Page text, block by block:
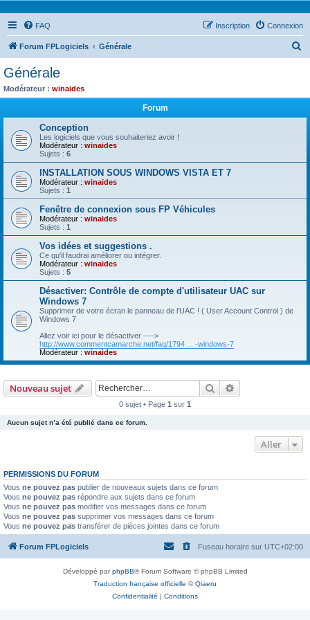
FAQ Connexion
Inscription
Forum FPLogiciels Générale
h
Générale
Modérateur : winaides
Forum
Conception
Les logiciels que vous souhaiteriez avoir !
Modérateur : winaides
Sujets : 6
INSTALLATION SOUS WINDOWS VISTA ET 7
Modérateur : winaides
Sujets : 1
Fenêtre de connexion sous FP Véhicules
Modérateur : winaides
Sujets : 1
Vos idées et suggestions .
Ce qu'il faudrai améliorer ou intégrer.
Modérateur : winaides
Sujets : 5
Désactiver: Contrôle de compte d'utilisateur UAC sur
Windows 7
Supprimer de votre écran le panneau de l'UAC ! ( User Account Control ) de
Windows 7
Allez voir ici pour le désactiver ---->
http://www.commentcamarche.net/faq/1794 ... -windows-7
Modérateur : winaides
Nouveau sujet Rechercher
0 sujet • Page 1 sur 1
Aucun sujet n’a été publié dans ce forum.
Aller
PERMISSIONS DU FORUM
Vous ne pouvez pas publier de nouveaux sujets dans ce forum
Vous ne pouvez pas répondre aux sujets dans ce forum
Vous ne pouvez pas modifier vos messages dans ce forum
Vous ne pouvez pas supprimer vos messages dans ce forum
Vous ne pouvez pas transférer de pièces jointes dans ce forum
Forum FPLogiciels Fuseau horaire sur UTC+02:00
Développé parphpBB® Forum Software © phpBB Limited
Traduction française officielle ©Qiaeru
Confidentialité | Conditions